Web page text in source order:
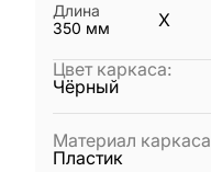
Длина
350 мм X
Цвет каркаса:
Чёрный
Материал каркаса
Пластик